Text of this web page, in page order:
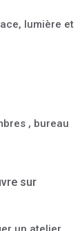
lumière et
, bureau
sur